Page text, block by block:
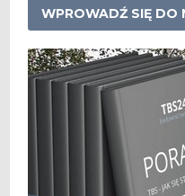
WPROWADŹ SIĘ DO